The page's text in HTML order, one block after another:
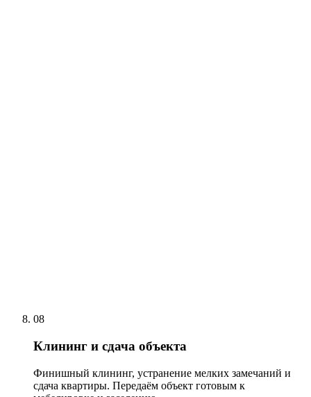
08
Клининг и сдача объекта
Финишный клининг, устранение мелких замечаний и
сдача квартиры. Передаём объект готовым к